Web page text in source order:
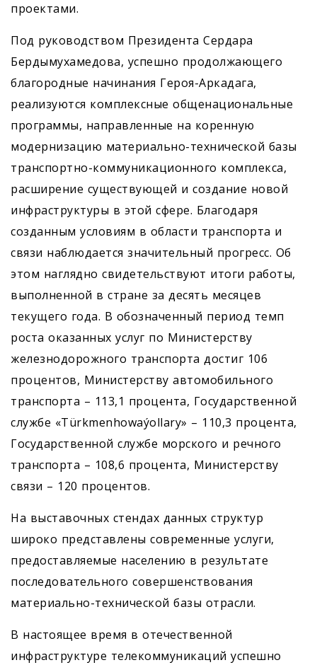
проектами.
Под руководством Президента Сердара
Бердымухамедова, успешно продолжающего
благородные начинания Героя-Аркадага,
реализуются комплексные общенациональные
программы, направленные на коренную
модернизацию материально-технической базы
транспортно-коммуникационного комплекса,
расширение существующей и создание новой
инфраструктуры в этой сфере. Благодаря
созданным условиям в области транспорта и
связи наблюдается значительный прогресс. Об
этом наглядно свидетельствуют итоги работы,
выполненной в стране за десять месяцев
текущего года. В обозначенный период темп
роста оказанных услуг по Министерству
железнодорожного транспорта достиг 106
процентов, Министерству автомобильного
транспорта – 113,1 процента, Государственной
службе «Türkmenhowaýollary» – 110,3 процента,
Государственной службе морского и речного
транспорта – 108,6 процента, Министерству
связи – 120 процентов.
На выставочных стендах данных структур
широко представлены современные услуги,
предоставляемые населению в результате
последовательного совершенствования
материально-технической базы отрасли.
В настоящее время в отечественной
инфраструктуре телекоммуникаций успешно